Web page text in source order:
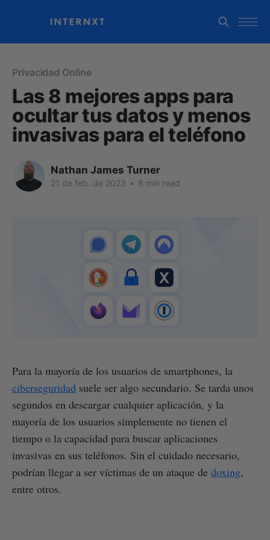
Privacidad Online
Las 8 mejores apps para
ocultar tus datos y menos
invasivas para el teléfono
Nathan James Turner
21 de feb. de 2023 • 8 min read
Para la mayoría de los usuarios de smartphones, la
ciberseguridad suele ser algo secundario. Se tarda unos
segundos en descargar cualquier aplicación, y la
mayoría de los usuarios simplemente no tienen el
tiempo o la capacidad para buscar aplicaciones
invasivas en sus teléfonos. Sin el cuidado necesario,
podrían llegar a ser víctimas de un ataque de doxing,
entre otros.